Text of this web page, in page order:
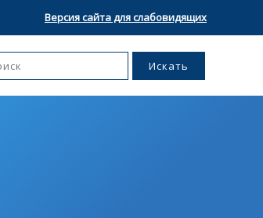
Версия сайта для слабовидящих